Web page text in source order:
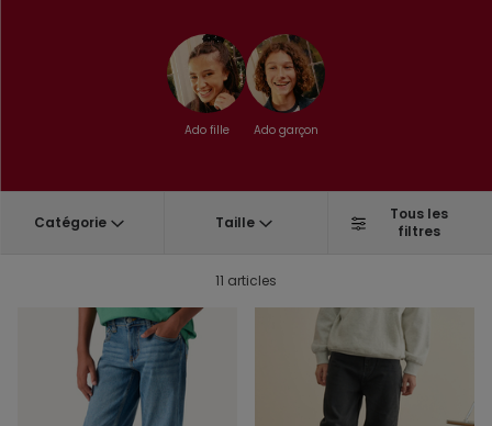
Ado fille Ado garçon
Catégorie Taille
Tous les
filtres
11 articles